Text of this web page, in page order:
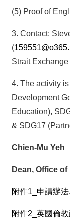
(5) Proof of
3. Contact:
(
Strait
4. The activity
Development
Education),
& SDG17
Chien-Mu Yeh
Dean, Office
附件1_申請辦
附件2_英國倫